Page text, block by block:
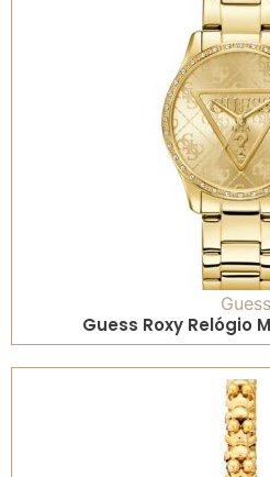
Guess
Guess Roxy Relógio